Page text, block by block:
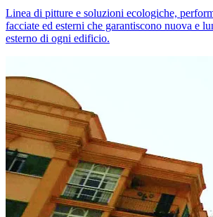
Linea di pitture e soluzioni ecologiche,
facciate ed esterni che garantiscono nuova e
esterno di ogni edificio.